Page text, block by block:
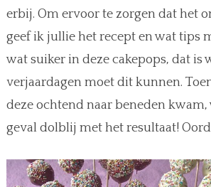
erbij. Om ervoor te zorgen dat het
geef ik jullie het recept en wat tips
wat suiker in deze cakepops, dat is
verjaardagen moet dit kunnen.
deze ochtend naar beneden kwam,
geval dolblij met het resultaat!